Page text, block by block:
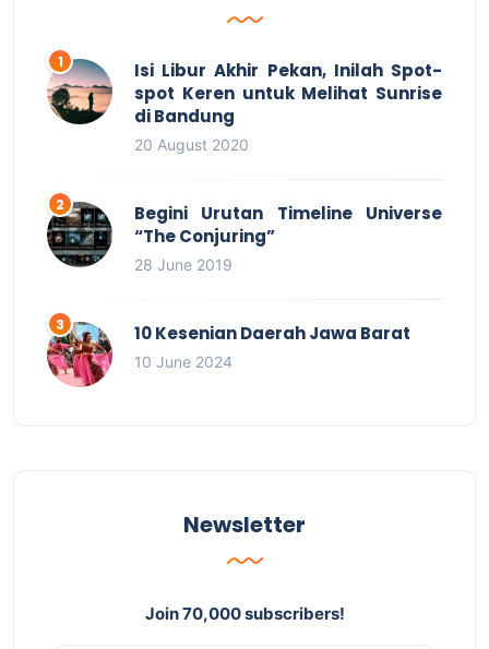
Isi Libur Akhir Pekan, Inilah Spot-
spot Keren untuk Melihat Sunrise
di Bandung
20 August 2020
Begini Urutan Timeline Universe
“The Conjuring”
28 June 2019
10 Kesenian Daerah Jawa Barat
10 June 2024
Newsletter
Join 70,000 subscribers!